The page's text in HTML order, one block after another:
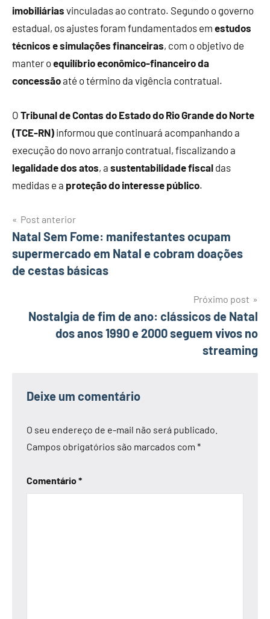
imobiliárias vinculadas ao contrato. Segundo o governo
estadual, os ajustes foram fundamentados em estudos
técnicos e simulações financeiras, com o objetivo de
manter oequilíbrio econômico-financeiro da
concessãoaté o término da vigência contratual.
O Tribunal de Contas do Estado do Rio Grande do Norte
(TCE-RN) informou que continuará acompanhando a
execução do novo arranjo contratual, fiscalizando a
legalidade dos atos, a sustentabilidade fiscal das
medidas e a proteção do interesse público.
Navegação
de
Post
Post anterior
Natal Sem Fome: manifestantes ocupam
supermercado em Natal e cobram doações
de cestas básicas
Próximo post
Nostalgia de fim de ano: clássicos de Natal
dos anos 1990 e 2000 seguem vivos no
streaming
Deixe um comentário
O seu endereço de e-mail não será publicado.
Campos obrigatórios são marcados com *
Comentário*